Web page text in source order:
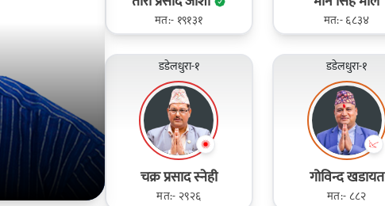
मत:- १९१३१ मत:- ६८३४
डडेलधुरा-१
चक्र प्रसाद स्नेही
मत:- २९२६
डडेलधुरा-१
गोविन्द खडायत
मत:- ८८२